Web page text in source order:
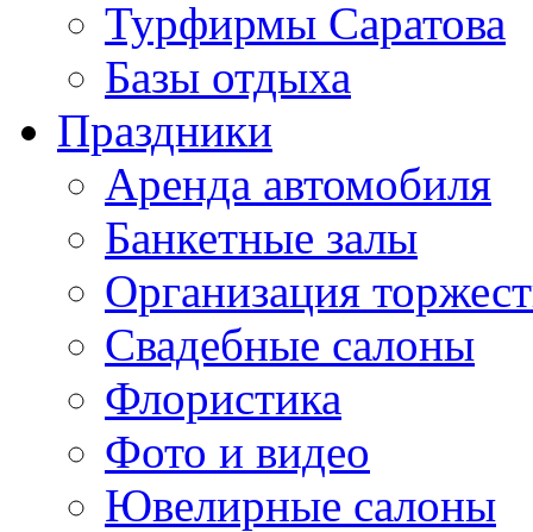
Турфирмы Саратова
Базы отдыха
Праздники
Аренда автомобиля
Банкетные залы
Организация
Свадебные салоны
Флористика
Фото и видео
Ювелирные салоны